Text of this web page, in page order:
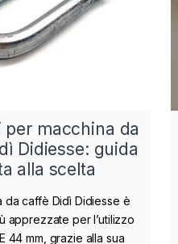
per macchina da
Didiesse: guida
alla scelta
da caffè Didì Didiesse è
apprezzate per l’utilizzo
44 mm, grazie alla sua